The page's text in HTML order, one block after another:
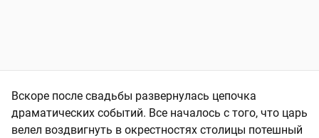
Вскоре после свадьбы развернулась цепочка
драматических событий. Все началось с того, что царь
велел воздвигнуть в окрестностях столицы потешный